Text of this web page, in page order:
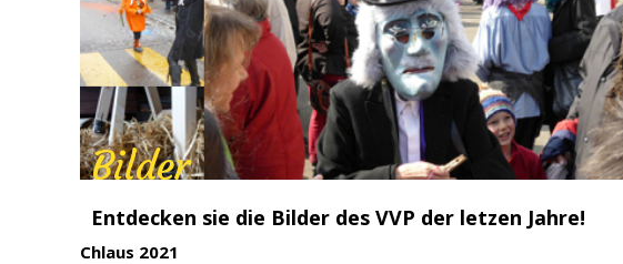
Bilder
Entdecken sie die Bilder des VVP der letzen Jahre!
Chlaus 2021